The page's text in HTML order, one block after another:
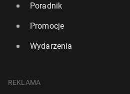
Poradnik
Promocje
Wydarzenia
REKLAMA